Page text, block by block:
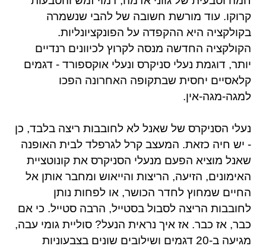
קרוקו. עוד מורשת חשובה של להבי שנשמרה
בקולקציה היא ההקפדה על הפונקציונליות.
הקולקציה החדשה מנסה לקרוץ לכיוונים רנדיים
יותר, דוגמת נעלי סניקרס ונעלי אוקספורד - דגמים
קלאסיים יחסית שבתקופה האחרונה הפכו
למגה-מגה-אין.
נעלי הסניקרס של שאנל לא לחובבות ריצה בלבד, כן
- יש חיה כזאת. המעצב קרל לגרפלד לבית האופנה
שאנל מוציא הפעם מנעלי הסניקרס את קונוטציית
האימונים, הזיעה, הריצות והייאוש ומחבר אותן אל
החיים שמחוץ לחדר הכושר, או לפחות נותן
לחובבות הריצה לסבול בסטייל, הרבה סטייל. כי אם
כבר, אז כבר. אז איך נראית הנעל? סוליית גומי עבה,
מגיעה ב-20 דגמים ושילובים שונים בצבעוניות